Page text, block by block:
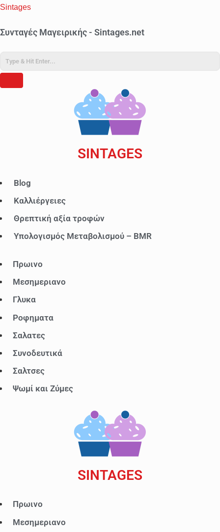
Sintages
Συνταγές Μαγειρικής - Sintages.net
SINTAGES
ΜενούBlog
Καλλιέργειες
Θρεπτική αξία τροφών
Υπολογισμός Μεταβολισμού – BMR
ΜενούΠρωινο
Μεσημεριανο
Γλυκα
Ροφηματα
Σαλατες
Συνοδευτικά
Σαλτσες
Ψωμί και Ζύμες
SINTAGES
ΜενούΠρωινο
Μεσημεριανο